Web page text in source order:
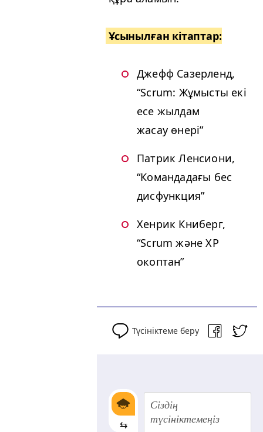
Ұсынылған кітаптар:
Джефф Сазерленд,
“Scrum: Жұмысты екі
есе жылдам
жасау өнері”
Патрик Ленсиони,
“Командадағы бес
дисфункция”
Хенрик Книберг,
“Scrum жәнеXP
окоптан”
Түсініктеме беру
⇆